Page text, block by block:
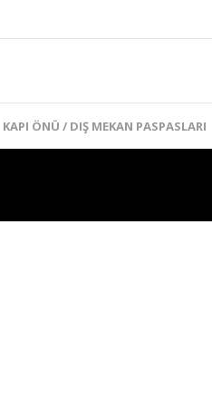
KAPI ÖNÜ / DIŞ MEKAN PASPASLARI